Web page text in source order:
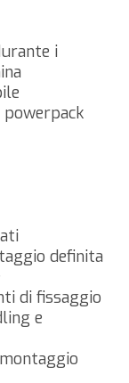
i
definita
di fissaggio
e